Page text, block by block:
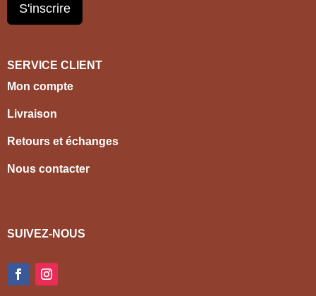
S'inscrire
SERVICE CLIENT
Mon compte
Livraison
Retours et échanges
Nous contacter
SUIVEZ-NOUS